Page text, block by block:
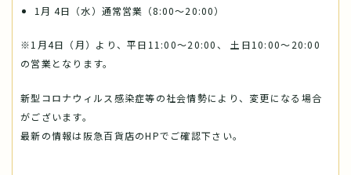
1月 4日（水）通常営業（8:00～20:00）
※1月4日（月）より、平日11:00～20:00、 土日10:00～20:00
の営業となります。
新型コロナウィルス感染症等の社会情勢により、変更になる場合
がございます。
最新の情報は阪急百貨店のHPでご確認下さい。